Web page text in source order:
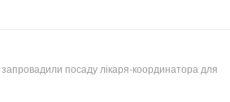
запровадили посаду лікаря-координатора для